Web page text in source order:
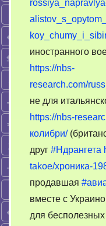
иностранного
https://nbs-
research.com/
не для
https://nbs-
колибри/
друг #Ндрангета
takoe/хроника-
продавшая
вместе с
для